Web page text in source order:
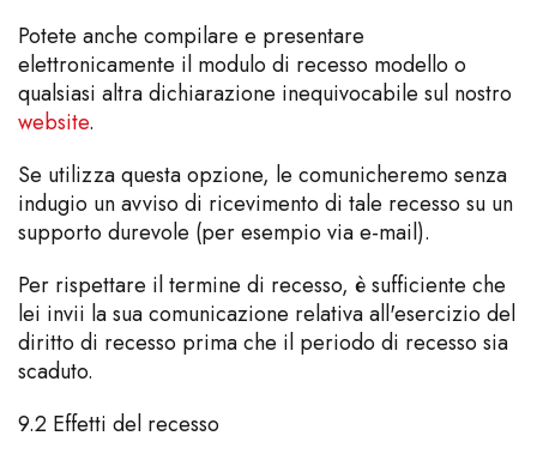
Potete anche compilare e presentare
elettronicamente il modulo di recesso modello o
qualsiasi altra dichiarazione inequivocabile sul nostro
website.
Se utilizza questa opzione, le comunicheremo senza
indugio un avviso di ricevimento di tale recesso su un
supporto durevole (per esempio via e-mail).
Per rispettare il termine di recesso, è sufficiente che
lei invii la sua comunicazione relativa all'esercizio del
diritto di recesso prima che il periodo di recesso sia
scaduto.
9.2 Effetti del recesso